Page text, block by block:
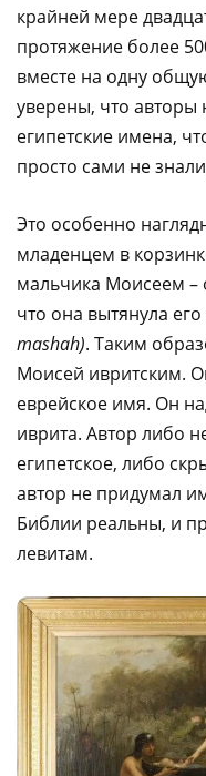
крайней мере
протяжение более
вместе на одну
уверены, что
египетские имена,
просто сами не
Это особенно
младенцем в
мальчика Моисеем –
что она вытянула
mashah). Таким
Моисей ивритским.
еврейское имя. Он
иврита. Автор либо
египетское, либо
автор не придумал
Библии реальны, и
левитам.